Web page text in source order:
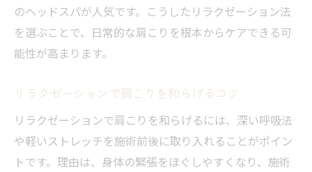
のヘッドスパが人気です。こうしたリラクゼーション法
を選ぶことで、日常的な肩こりを根本からケアできる可
能性が高まります。
リラクゼーションで肩こりを和らげるコツ
リラクゼーションで肩こりを和らげるには、深い呼吸法
や軽いストレッチを施術前後に取り入れることがポイン
トです。理由は、身体の緊張をほぐしやすくなり、施術